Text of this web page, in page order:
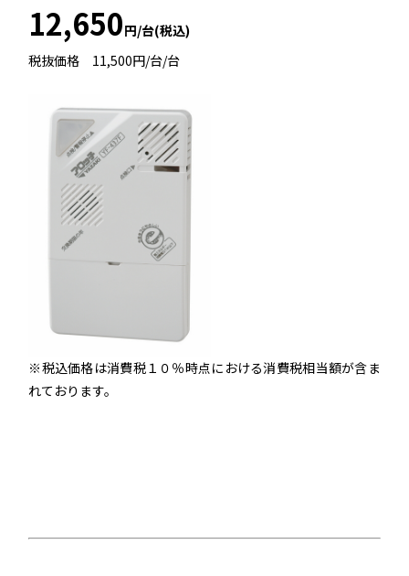
12,650円/台(税込)
税抜価格 11,500円/台/台
※税込価格は消費税１０％時点における消費税相当額が含ま
れております。